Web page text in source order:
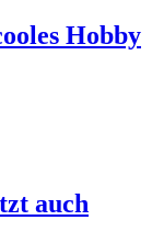
Hobby
auch